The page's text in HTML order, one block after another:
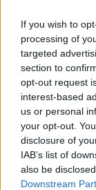
If you wish to
processing of
targeted
section to
opt-out request
interest-based
us or personal
your opt-out.
disclosure of
IAB’s list of
also be
Downstream
Alle 18 e 30 come
d’oro, quest’anno
sociale: Paolo
Naldini, Direttore
Giovanni di Dio;
Annunziata;
Territoriali zona
Azienda
di Firenze; Marco
Associazioni
Mazzucchelli della
infermiera Centro